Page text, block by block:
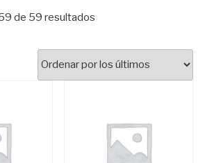
de 59 resultados